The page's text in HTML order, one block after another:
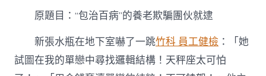
百
病”
新
竹
森
和
原題目：“包治百病”的養老欺騙團伙就逮
新張水瓶在地下室嚇了一跳竹科 員工健檢 ：「她
試圖在我的單戀中尋找邏輯結構！天秤座太可怕